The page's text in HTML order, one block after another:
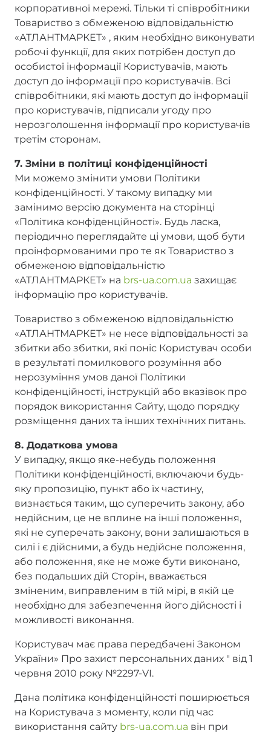
корпоративної мережі. Тільки ті співробітники
Товариство з обмеженою відповідальністю
«АТЛАНТМАРКЕТ» , яким необхідно виконувати
робочі функції, для яких потрібен доступ до
особистої інформації Користувачів, мають
доступ до інформації про користувачів. Всі
співробітники, які мають доступ до інформації
про користувачів, підписали угоду про
нерозголошення інформації про користувачів
третім сторонам.
7. Зміни в політиці конфіденційності
Ми можемо змінити умови Політики
конфіденційності. У такому випадку ми
замінимо версію документа на сторінці
«Політика конфіденційності». Будь ласка,
періодично переглядайте ці умови, щоб бути
проінформованими про те як Товариство з
обмеженою відповідальністю
«АТЛАНТМАРКЕТ» на brs-ua.com.ua захищає
інформацію про користувачів.
Товариство з обмеженою відповідальністю
«АТЛАНТМАРКЕТ» не несе відповідальності за
збитки або збитки, які поніс Користувач особи
в результаті помилкового розуміння або
нерозуміння умов даної Політики
конфіденційності, інструкцій або вказівок про
порядок використання Сайту, щодо порядку
розміщення даних та інших технічних питань.
8. Додаткова умова
У випадку, якщо яке-небудь положення
Політики конфіденційності, включаючи будь-
яку пропозицію, пункт або їх частину,
визнається таким, що суперечить закону, або
недійсним, це не вплине на інші положення,
які не суперечать закону, вони залишаються в
силі і є дійсними, а будь недійсне положення,
або положення, яке не може бути виконано,
без подальших дій Сторін, вважається
зміненим, виправленим в тій мірі, в якій це
необхідно для забезпечення його дійсності і
можливості виконання.
Користувач має права передбачені Законом
України» Про захист персональних даних " від 1
червня 2010 року №2297-VI.
Дана політика конфіденційності поширюється
на Користувача з моменту, коли під час
використання сайту brs-ua.com.ua він при